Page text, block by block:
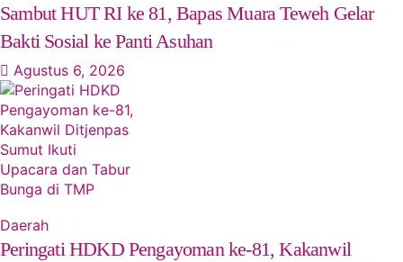
‎Sambut HUT RI ke 81, Bapas Muara Teweh Gelar
Bakti Sosial ke Panti Asuhan
Agustus 6, 2026
Daerah
Peringati HDKD Pengayoman ke-81, Kakanwil